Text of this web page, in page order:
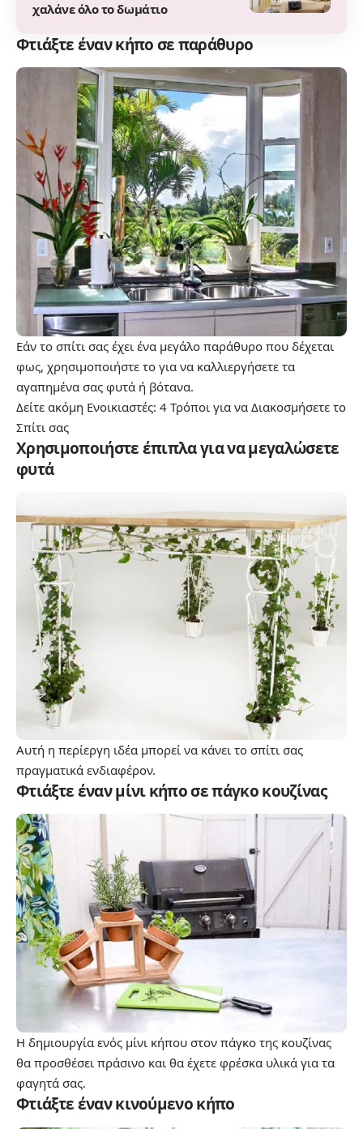
χαλάνε όλο το δωμάτιο
Φτιάξτε έναν κήπο σε παράθυρο
Εάν το σπίτι σας έχει ένα μεγάλο παράθυρο που δέχεται
φως, χρησιμοποιήστε το για να καλλιεργήσετε τα
αγαπημένα σας φυτά ή βότανα.
Δείτε ακόμη Ενοικιαστές: 4 Τρόποι για να Διακοσμήσετε το
Σπίτι σας
Χρησιμοποιήστε έπιπλα για να μεγαλώσετε
φυτά
Αυτή η περίεργη ιδέα μπορεί να κάνει το σπίτι σας
πραγματικά ενδιαφέρον.
Φτιάξτε έναν μίνι κήπο σε πάγκο κουζίνας
Η δημιουργία ενός μίνι κήπου στον πάγκο της κουζίνας
θα προσθέσει πράσινο και θα έχετε φρέσκα υλικά για τα
φαγητά σας.
Φτιάξτε έναν κινούμενο κήπο